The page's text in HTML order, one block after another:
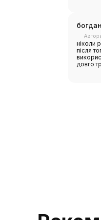
богдан
ніколи
після
довго